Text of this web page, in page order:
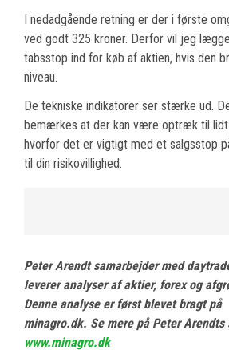
I nedadgående retning er der i første
ved godt 325 kroner. Derfor vil jeg
tabsstop ind for køb af aktien, hvis den
niveau.
De tekniske indikatorer ser stærke ud.
bemærkes at der kan være optræk til lidt
hvorfor det er vigtigt med et salgsstop
til din risikovillighed.
Peter Arendt samarbejder med
leverer analyser af aktier, forex og
Denne analyse er først blevet bragt på
minagro.dk. Se mere på Peter Arendts
www.minagro.dk